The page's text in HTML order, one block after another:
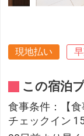
現地払い
この宿泊
食事条件：【食
チェックイン